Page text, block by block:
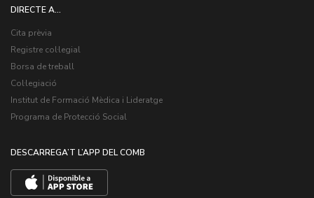
DIRECTE A...
Cita prèvia
Registre col·legial
Borsa de treball
Col·legiació
Institut de Formació Mèdica i Lideratge
Programa de Protecció Social
DESCARREGA’T L’APP DEL COMB